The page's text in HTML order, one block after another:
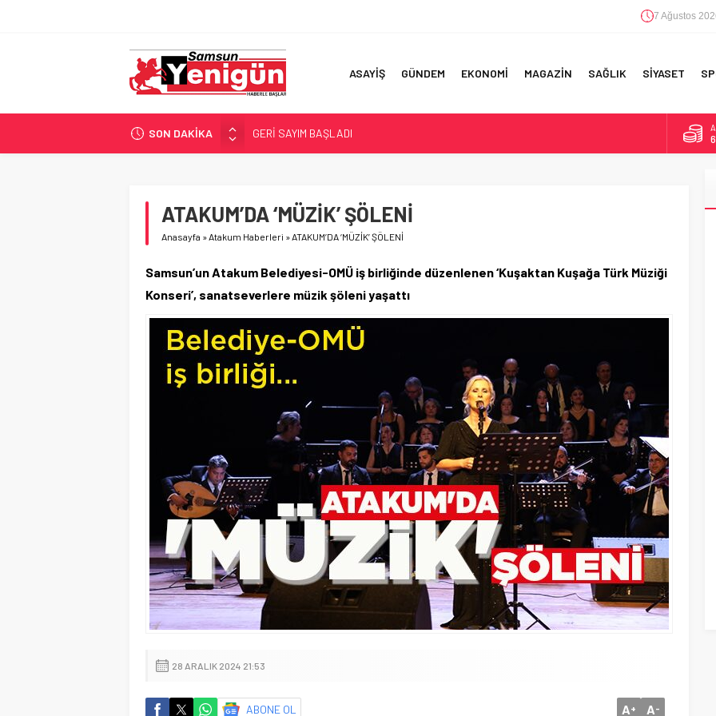
7 Ağustos
ASAYİŞ GÜNDEM EKONOMİ MAGAZİN SAĞLIK SİYASET
SON DAKİKA
GERİ SAYIM BAŞLADI
SAMSUNSPOR’DA HEDEF 5’İNCİLİK!
İŞTE FINDIK FİYATI!
YÖNETİCİ SEÇERKEN YAPILAN EN BÜYÜK HATALAR
ATAKUM’DA ‘MÜZİK’ ŞÖLENİ
Anasayfa »Atakum Haberleri »ATAKUM’DA ‘MÜZİK’ ŞÖLENİ
Samsun’un Atakum Belediyesi-OMÜ iş birliğinde düzenlenen ‘Kuşaktan Kuşağa Türk Müziği
Konseri’, sanatseverlere müzik şöleni yaşattı
28 ARALIK 2024 21:53
ABONE OL A+ A-